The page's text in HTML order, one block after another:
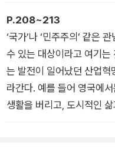
문을 계속 던질 만한 자격
설 자리가 생겼다. (…) 과학
비서구인들은 단순히 이해
처럼 ‘읽혔을’ 뿐인지도 모
속부터 글러먹었다는 의미
그러다 보니, 이제 인류라
1960년대 말에서 1970년
며 영국 교육 시스템에 포
이 가운데 하나는 ‘헤링게
서로, 저자의 이름을 따서
이 보고서는 북부 런던의
일으켰다. 서인도 제도 출
수준을 낮춰야 한다고 밝
만, 매듭을 지은 실을 사용
스템이 있었다. 비교적 최
관해 생각해보기 전까지는,
할 때 쓰는 기초적인 시스
설형문자가 그랬던 것처럼
뤄진 연구들은 잉카의 키푸
세계 여느 문자만큼이나
P.208~213
‘국가’나 ‘민주주의’ 같은
수 있는 대상이라고 여기는
는 발전이 일어났던 산업
라간다. 예를 들어 영국에
생활을 버리고, 도시적인
보다도 벌이가 훨씬 좋았